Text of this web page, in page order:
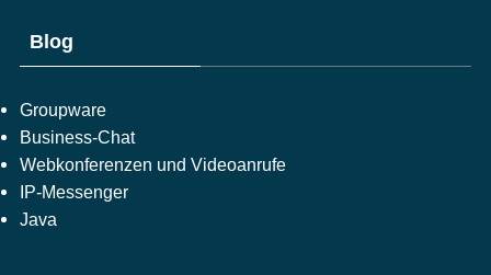
Blog
Groupware
Business-Chat
Webkonferenzen und Videoanrufe
IP-Messenger
Java